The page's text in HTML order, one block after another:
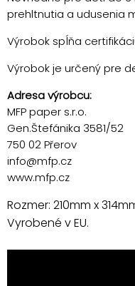
prehltnutia a udusenia
Výrobok spĺňa
Výrobok je určený pre
Adresa výrobcu:
MFP paper s.r.o.
Gen.Štefánika 3581/52
750 02 Přerov
info@mfp.cz
www.mfp.cz
Rozmer: 210mm x
Vyrobené v EU.